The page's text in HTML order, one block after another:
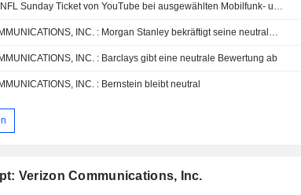
Verizon bietet NFL Sunday Ticket von YouTube bei ausgewählten Mobilfunk- und Home-Internet-Tarifen an
VERIZON COMMUNICATIONS, INC. : Morgan Stanley bekräftigt seine neutrale Bewertung
INC. : Barclays gibt eine neutrale Bewertung ab
INC. : Bernstein bleibt neutral
Verizon Communications, Inc.